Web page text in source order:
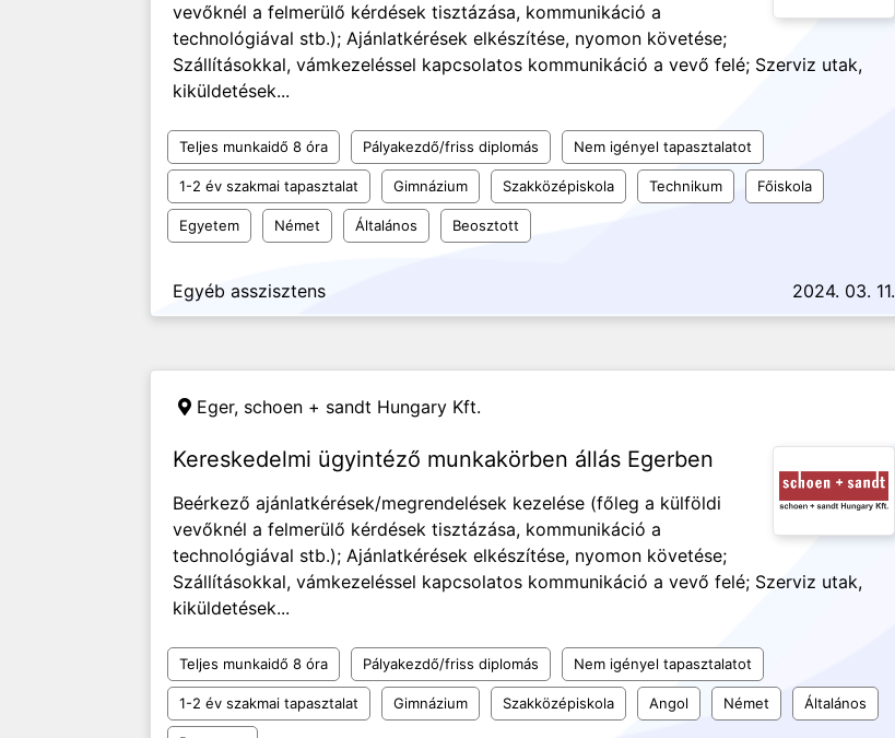
vevőknél a felmerülő kérdések tisztázása, kommunikáció a
technológiával stb.); Ajánlatkérések elkészítése, nyomon követése;
Szállításokkal, vámkezeléssel kapcsolatos kommunikáció a vevő felé; Szerviz utak,
kiküldetések...
Teljes munkaidő 8 óra Pályakezdő/friss diplomás Nem igényel tapasztalatot
1-2 év szakmai tapasztalat Gimnázium Szakközépiskola Technikum Főiskola
Egyetem Német Általános Beosztott
Egyéb asszisztens 2024. 03. 11.
Eger, schoen + sandt Hungary Kft.
Kereskedelmi ügyintéző munkakörben állás Egerben
Beérkező ajánlatkérések/megrendelések kezelése (főleg a külföldi
vevőknél a felmerülő kérdések tisztázása, kommunikáció a
technológiával stb.); Ajánlatkérések elkészítése, nyomon követése;
Szállításokkal, vámkezeléssel kapcsolatos kommunikáció a vevő felé; Szerviz utak,
kiküldetések...
Teljes munkaidő 8 óra Pályakezdő/friss diplomás Nem igényel tapasztalatot
1-2 év szakmai tapasztalat Gimnázium Szakközépiskola Angol Német Általános